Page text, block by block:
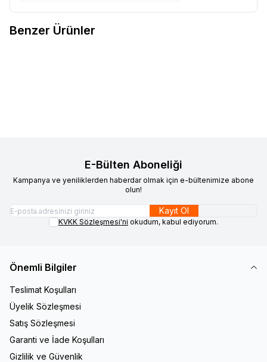
Benzer Ürünler
E-Bülten Aboneliği
Kampanya ve yeniliklerden haberdar olmak için e-bültenimize abone
olun!
Kayıt Ol
KVKK Sözleşmesi'ni okudum, kabul ediyorum.
Önemli Bilgiler
Teslimat Koşulları
Üyelik Sözleşmesi
Satış Sözleşmesi
Garanti ve İade Koşulları
Gizlilik ve Güvenlik